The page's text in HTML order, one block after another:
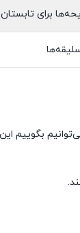
برای
بگوییم